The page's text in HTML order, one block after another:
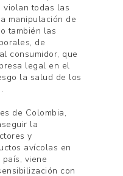
violan todas las
manipulación de
también las
de
consumidor, que
legal en el
la salud de los
de Colombia,
la
y
avícolas en
viene
con